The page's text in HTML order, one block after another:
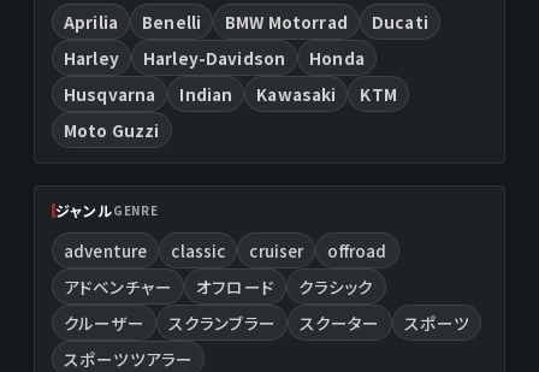
Aprilia Benelli BMW Motorrad
Ducati
Harley
Harley-Davidson
Honda
Husqvarna
Indian Kawasaki
KTM
Moto Guzzi
ジャンルGENRE
adventure classic cruiser
offroad
アドベンチャー
オフロード
クラシック
クルーザー
スクランブラー スクーター
スポーツ
スポーツツアラー